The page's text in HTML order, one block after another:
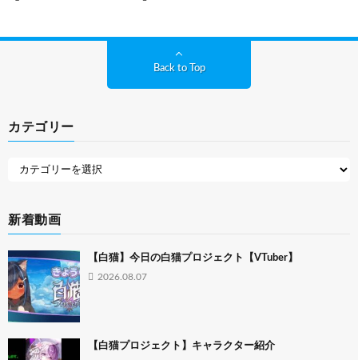
Back to Top
カテゴリー
新着動画
【白猫】今日の白猫プロジェクト【VTuber】
2026.08.07
【白猫プロジェクト】キャラクター紹介